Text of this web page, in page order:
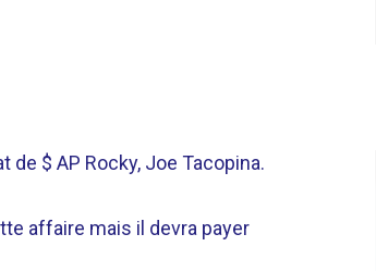
$ AP Rocky, Joe Tacopina.
affaire mais il devra payer